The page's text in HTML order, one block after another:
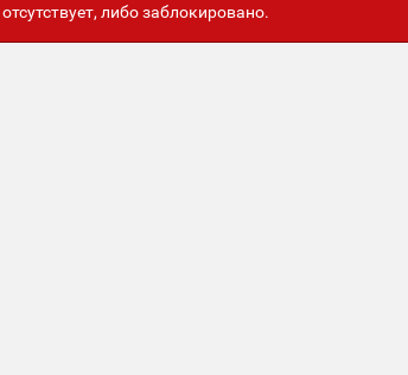
отсутствует, либо заблокировано.